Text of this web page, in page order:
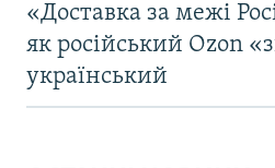
«Доставка за межі
як російський Ozon
український